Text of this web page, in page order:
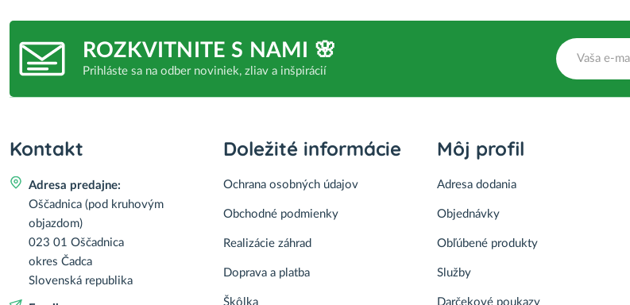
ROZKVITNITE S NAMI 🌸
Prihláste sa na odber noviniek, zliav a inšpirácií
Kontakt
Adresa predajne:
Oščadnica (pod kruhovým
objazdom)
023 01 Oščadnica
okres Čadca
Slovenská republika
Doležité informácie
Ochrana osobných údajov
Obchodné podmienky
Realizácie záhrad
Doprava a platba
Škôlka
Môj profil
Adresa dodania
Objednávky
Obľúbené produkty
Služby
Darčekové poukazy